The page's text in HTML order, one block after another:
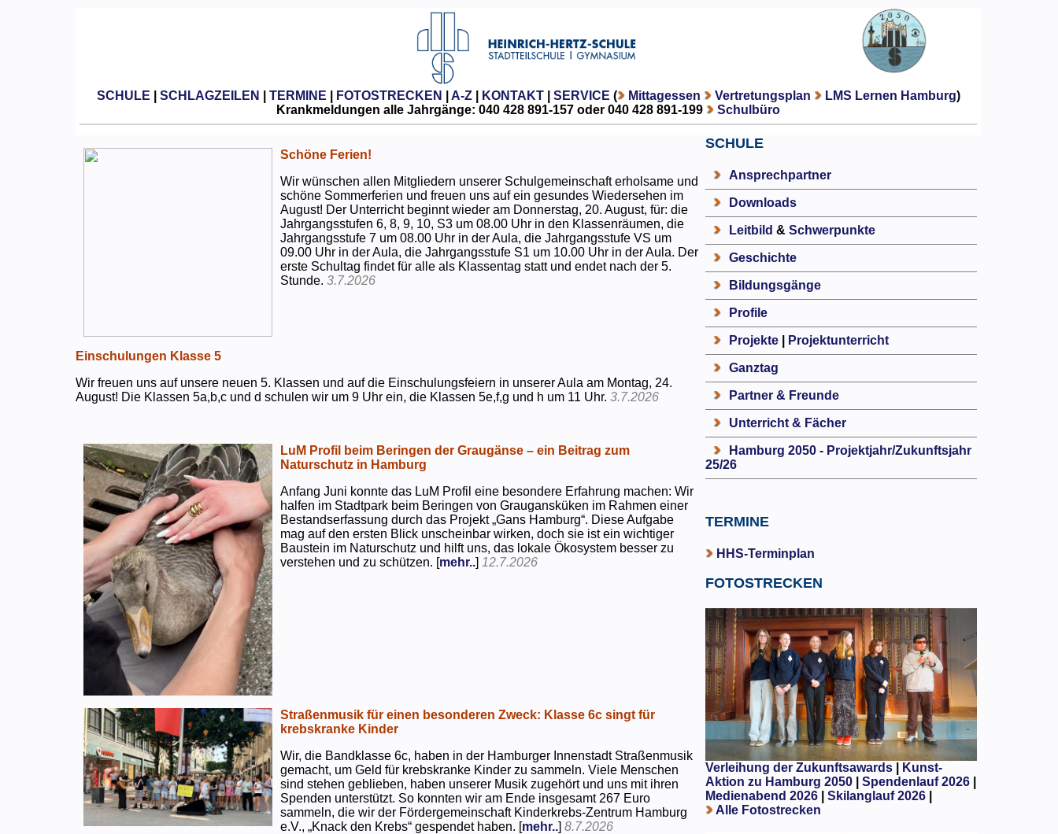
SCHULE SCHLAGZEILEN TERMINE FOTOSTRECKEN A-Z| KONTAKT| SERVICE ( Mittagessen Vertretungsplan LMS Lernen Hamburg)
Krankmeldungen alle Jahrgänge: 040 428 891-157 oder 040 428 891-199
Schulbüro
Schöne Ferien!
Wir wünschen allen Mitgliedern unserer Schulgemeinschaft erholsame und
schöne Sommerferien und freuen uns auf ein gesundes Wiedersehen im
August! Der Unterricht beginnt wieder am Donnerstag, 20. August, für: die
Jahrgangsstufen 6, 8, 9, 10, S3 um 08.00 Uhr in den Klassenräumen, die
Jahrgangsstufe 7 um 08.00 Uhr in der Aula, die Jahrgangsstufe VS um
09.00 Uhr in der Aula, die Jahrgangsstufe S1 um 10.00 Uhr in der Aula. Der
erste Schultag findet für alle als Klassentag statt und endet nach der 5.
Stunde.3.7.2026
Einschulungen Klasse 5
Wir freuen uns auf unsere neuen 5. Klassen und auf die Einschulungsfeiern in unserer Aula am Montag, 24.
August! Die Klassen 5a,b,c und d schulen wir um 9 Uhr ein, die Klassen 5e,f,g und h um 11 Uhr.3.7.2026
LuM Profil beim Beringen der Graugänse – ein Beitrag zum
Naturschutz in Hamburg
Anfang Juni konnte das LuM Profil eine besondere Erfahrung machen: Wir
halfen im Stadtpark beim Beringen von Graugansküken im Rahmen einer
Bestandserfassung durch das Projekt „Gans Hamburg“. Diese Aufgabe
mag auf den ersten Blick unscheinbar wirken, doch sie ist ein wichtiger
Baustein im Naturschutz und hilft uns, das lokale Ökosystem besser zu
verstehen und zu schützen. [mehr..] 12.7.2026
Straßenmusik für einen besonderen Zweck: Klasse 6c singt für
krebskranke Kinder
Wir, die Bandklasse 6c, haben in der Hamburger Innenstadt Straßenmusik
gemacht, um Geld für krebskranke Kinder zu sammeln. Viele Menschen
sind stehen geblieben, haben unserer Musik zugehört und uns mit ihren
Spenden unterstützt. So konnten wir am Ende insgesamt 267 Euro
sammeln, die wir der Fördergemeinschaft Kinderkrebs-Zentrum Hamburg
e.V., „Knack den Krebs“ gespendet haben. [mehr..]8.7.2026
SCHULE
Ansprechpartner
Downloads
Leitbild & Schwerpunkte
Geschichte
Bildungsgänge
Profile
Projekte| Projektunterricht
Ganztag
Partner & Freunde
Unterricht & Fächer
Hamburg 2050 - Projektjahr/Zukunftsjahr
25/26
TERMINE
HHS-Terminplan
FOTOSTRECKEN
Verleihung der Zukunftsawards|
Kunst-
Aktion zu Hamburg 2050
Spendenlauf 2026|
Medienabend 2026| Skilanglauf 2026|
Alle Fotostrecken